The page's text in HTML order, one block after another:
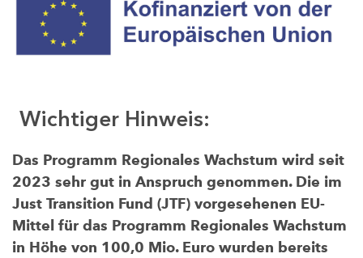
Wichtiger Hinweis:
Das Programm Regionales Wachstum wird seit
2023 sehr gut in Anspruch genommen. Die im
Just Transition Fund (JTF) vorgesehenen EU-
Mittel für das Programm Regionales Wachstum
in Höhe von 100,0 Mio. Euro wurden bereits